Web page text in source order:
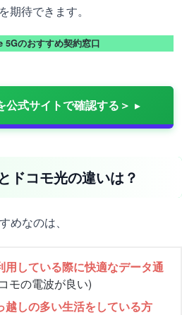
期待できます。
5Gのおすすめ契約窓口
公式サイトで確認する＞
ドコモ光の違いは？
めなのは、
用している際に快適なデータ通
モの電波が良い)
越しの多い生活をしている方